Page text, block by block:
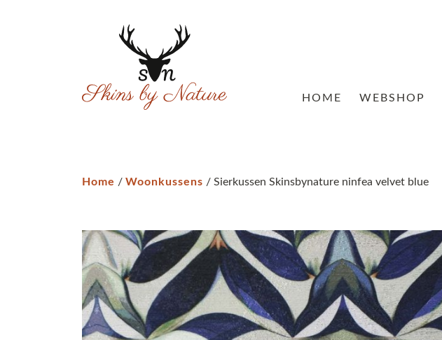
HOME WEBSHOP
Home / Woonkussens / Sierkussen Skinsbynature ninfea velvet blue